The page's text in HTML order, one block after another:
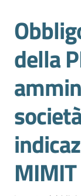
Avviare
l'Impresa
Gestire
l'Impresa
Promuovere
Salta al
della
MIMIT